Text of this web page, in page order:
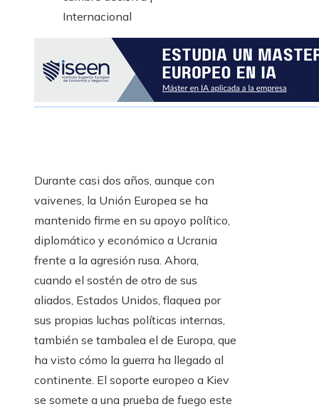
Durante casi dos años, aunque con
vaivenes, la Unión Europea se ha
mantenido firme en su apoyo político,
diplomático y económico a Ucrania
frente a la agresión rusa. Ahora,
cuando el sostén de otro de sus
aliados, Estados Unidos, flaquea por
sus propias luchas políticas internas,
también se tambalea el de Europa, que
ha visto cómo la guerra ha llegado al
continente. El soporte europeo a Kiev
se somete a una prueba de fuego este